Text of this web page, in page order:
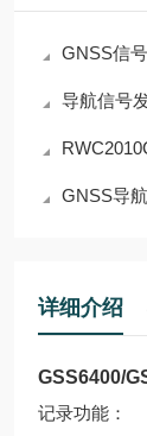
GNSS信
导航信号
RWC2010C
GNSS导
详细介绍
GSS6400/
记录功能：